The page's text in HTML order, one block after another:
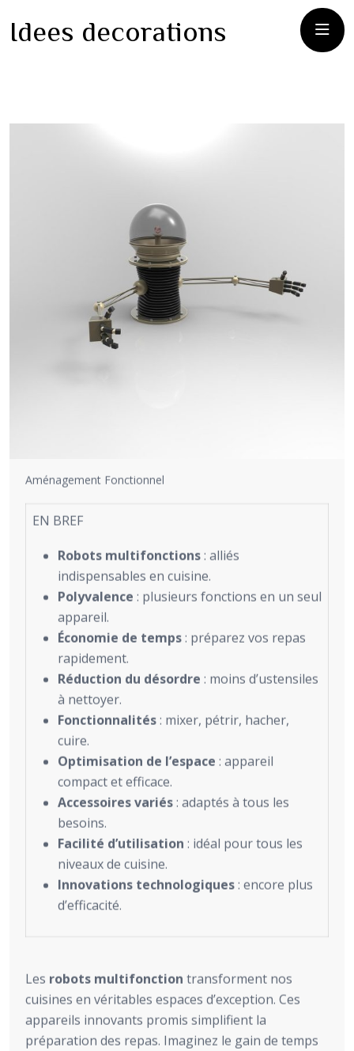
Idees decorations
Aménagement Fonctionnel
EN BREF
Robots multifonctions: alliés
indispensables en cuisine.
Polyvalence : plusieurs fonctions en un seul
appareil.
Économie de temps: préparez vos repas
rapidement.
Réduction du désordre : moins d’ustensiles
à nettoyer.
Fonctionnalités: mixer, pétrir, hacher,
cuire.
Optimisation de l’espace : appareil
compact et efficace.
Accessoires variés: adaptés à tous les
besoins.
Facilité d’utilisation : idéal pour tous les
niveaux de cuisine.
Innovations technologiques: encore plus
d’efficacité.
Les robots multifonction transforment nos
cuisines en véritables espaces d’exception. Ces
appareils innovants promis simplifient la
préparation des repas. Imaginez le gain de temps